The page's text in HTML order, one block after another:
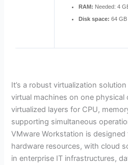
RAM: Needed: 4
Disk space: 64
It’s a robust virtualization
virtual machines on one physical
virtualized layers for CPU,
supporting simultaneous
VMware Workstation is
hardware resources, with cloud
in enterprise IT infrastructures,